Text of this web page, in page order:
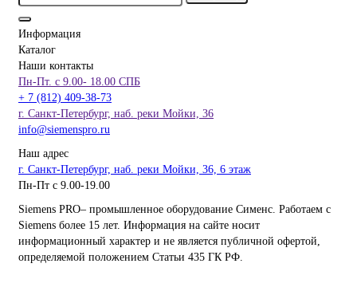
Информация
Каталог
Наши контакты
Пн-Пт. с 9.00- 18.00 СПБ
+ 7 (812) 409-38-73
г. Санкт-Петербург, наб. реки Мойки, 36
info@siemenspro.ru
Наш адрес
г. Санкт-Петербург, наб. реки Мойки, 36, 6 этаж
Пн-Пт с 9.00-19.00
Siemens PRO– промышленное оборудование Сименс. Работаем с
Siemens более 15 лет. Информация на сайте носит
информационный характер и не является публичной офертой,
определяемой положением Статьи 435 ГК РФ.